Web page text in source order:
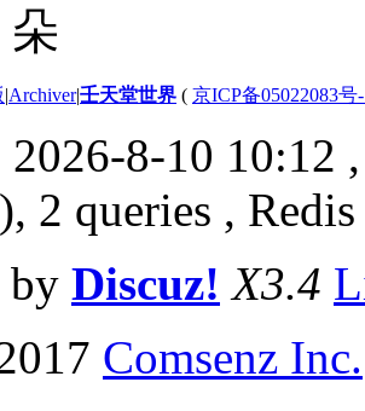
朵
|Archiver|壬天堂世界 ( 京ICP备05022083号
8-10 10:12
2 queries ,
by Discuz! X3.4
Comsenz Inc.